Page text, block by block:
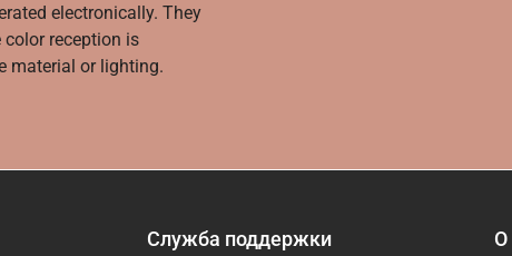
electronically. They
reception is
material or lighting.
Служба поддержки О